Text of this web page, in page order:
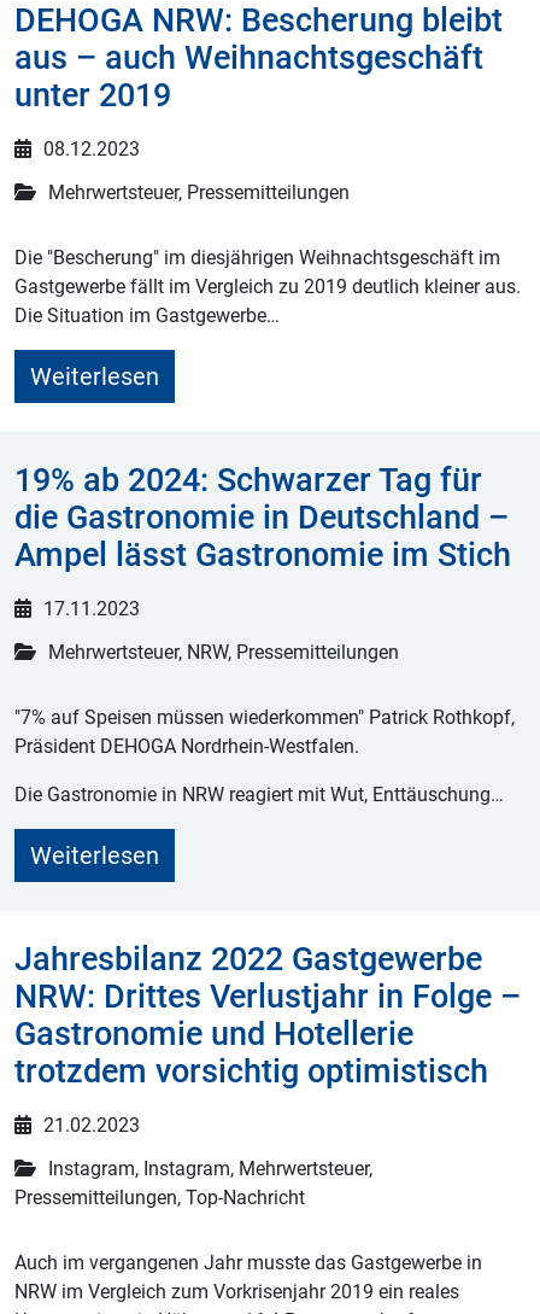
DEHOGA NRW: Bescherung bleibt
aus – auch Weihnachtsgeschäft
unter 2019
08.12.2023
Mehrwertsteuer, Pressemitteilungen
Die "Bescherung" im diesjährigen Weihnachtsgeschäft im
Gastgewerbe fällt im Vergleich zu 2019 deutlich kleiner aus.
Die Situation im Gastgewerbe…
Weiterlesen
19% ab 2024: Schwarzer Tag für
die Gastronomie in Deutschland –
Ampel lässt Gastronomie im Stich
17.11.2023
Mehrwertsteuer, NRW, Pressemitteilungen
"7% auf Speisen müssen wiederkommen" Patrick Rothkopf,
Präsident DEHOGA Nordrhein-Westfalen.
Die Gastronomie in NRW reagiert mit Wut, Enttäuschung…
Weiterlesen
Jahresbilanz 2022 Gastgewerbe
NRW: Drittes Verlustjahr in Folge –
Gastronomie und Hotellerie
trotzdem vorsichtig optimistisch
21.02.2023
Instagram, Instagram, Mehrwertsteuer,
Pressemitteilungen, Top-Nachricht
Auch im vergangenen Jahr musste das Gastgewerbe in
NRW im Vergleich zum Vorkrisenjahr 2019 ein reales